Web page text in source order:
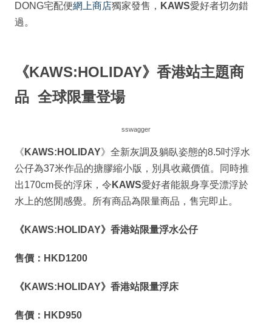
DONG宅配便網上商店獨家發售， KAWS愛好者切勿錯
過。
《KAWS:HOLIDAY》香港站主題商
品 全球限量登場
sswagger
《 KAWS:HOLIDAY》全新灰調及躺臥姿態的8.5吋浮水
公仔為37米作品的搪膠縮小版，別具收藏價值。同時推
出170cm長的浮床，令 KAWS愛好者能親身享受漂浮於
水上的悠閒感覺。所有商品為限量商品，售完即止。
《 KAWS:HOLIDAY》香港站限量浮水公仔
售價： HKD1200
《 KAWS:HOLIDAY》香港站限量浮床
售價： HKD950